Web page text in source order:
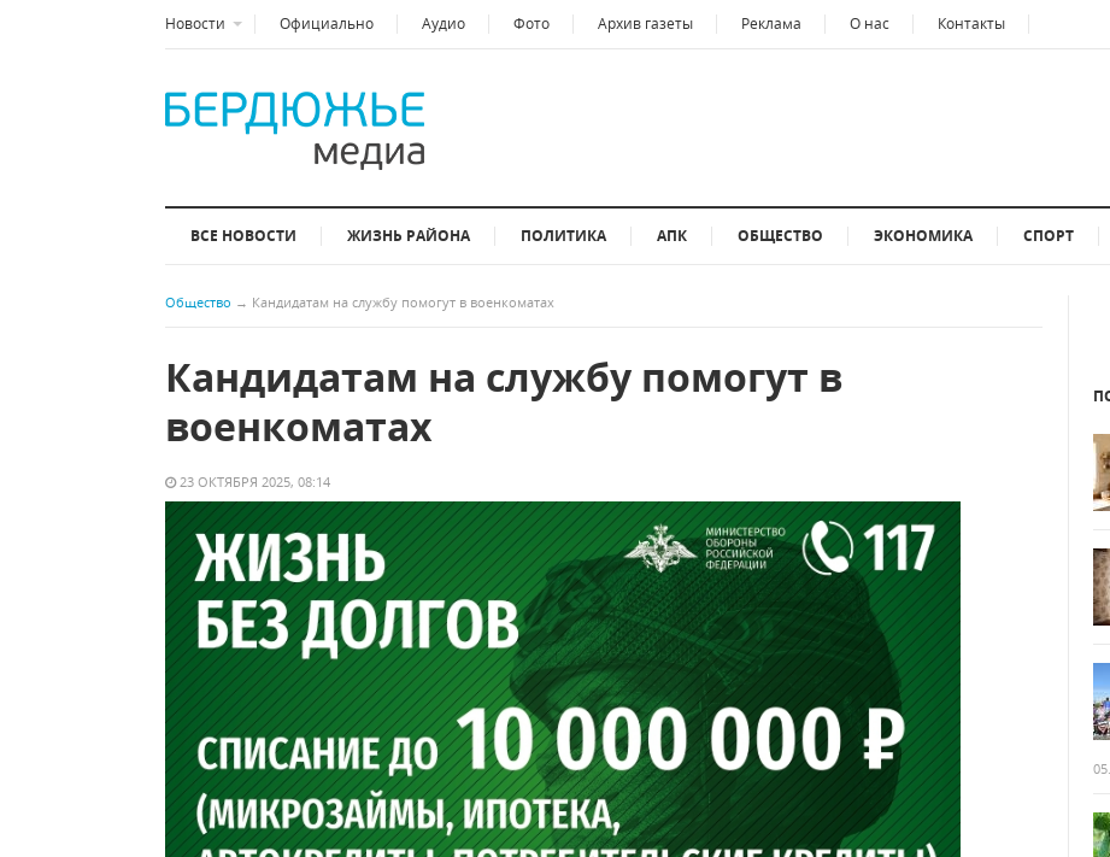
Новости Официально Аудио Фото Архив газеты Реклама О нас Контакты
ВСЕ НОВОСТИ ЖИЗНЬ РАЙОНА ПОЛИТИКА АПК ОБЩЕСТВО ЭКОНОМИКА СПОРТ
Общество → Кандидатам на службу помогут в военкоматах
Кандидатам на службу помогут в
военкоматах
23 ОКТЯБРЯ 2025, 08:14